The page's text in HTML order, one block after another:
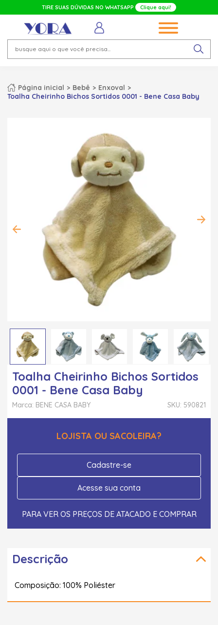
TIRE SUAS DÚVIDAS NO WHATSAPP Clique aqui!
Página inicial Bebê
Enxoval
Toalha Cheirinho Bichos Sortidos 0001 - Bene Casa Baby
Toalha Cheirinho Bichos Sortidos
0001 - Bene Casa Baby
SKU: 590821
Marca: BENE CASA BABY
LOJISTA OU SACOLEIRA?
Cadastre-se
Acesse sua conta
PARA VER OS PREÇOS DE ATACADO E COMPRAR
Descrição
Composição: 100% Poliéster